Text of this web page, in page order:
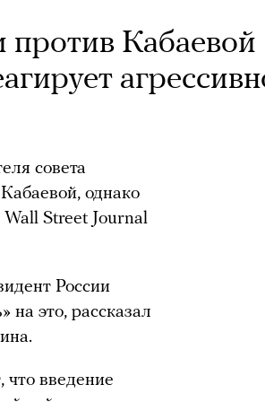
Кабаевой
совета
однако
Street Journal
России
на это, рассказал
введение